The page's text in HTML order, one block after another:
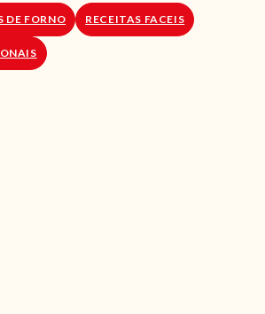
LOJA ONLINE
DE FORNO RECEITAS FACEIS